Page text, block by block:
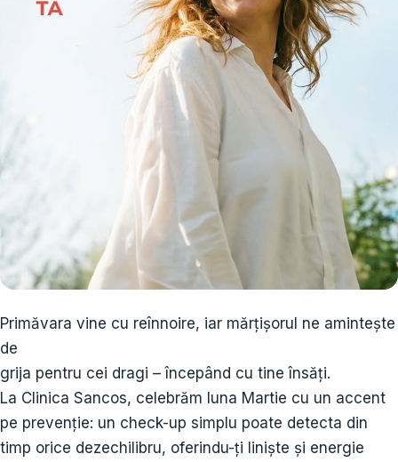
Primăvara vine cu reînnoire, iar mărțișorul ne amintește
de
grija pentru cei dragi – începând cu tine însăți.
La Clinica Sancos, celebrăm luna Martie cu un accent
pe prevenție: un check-up simplu poate detecta din
timp orice dezechilibru, oferindu-ți liniște și energie